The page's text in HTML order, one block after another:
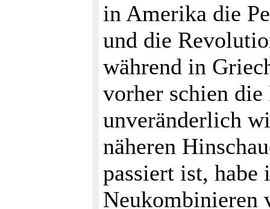
in Amerika die
und die
während in
vorher schien die
unveränderlich
näheren
passiert ist, habe
Neukombinieren